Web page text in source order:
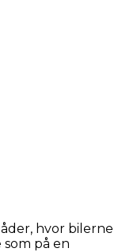
hvor bilerne
på en